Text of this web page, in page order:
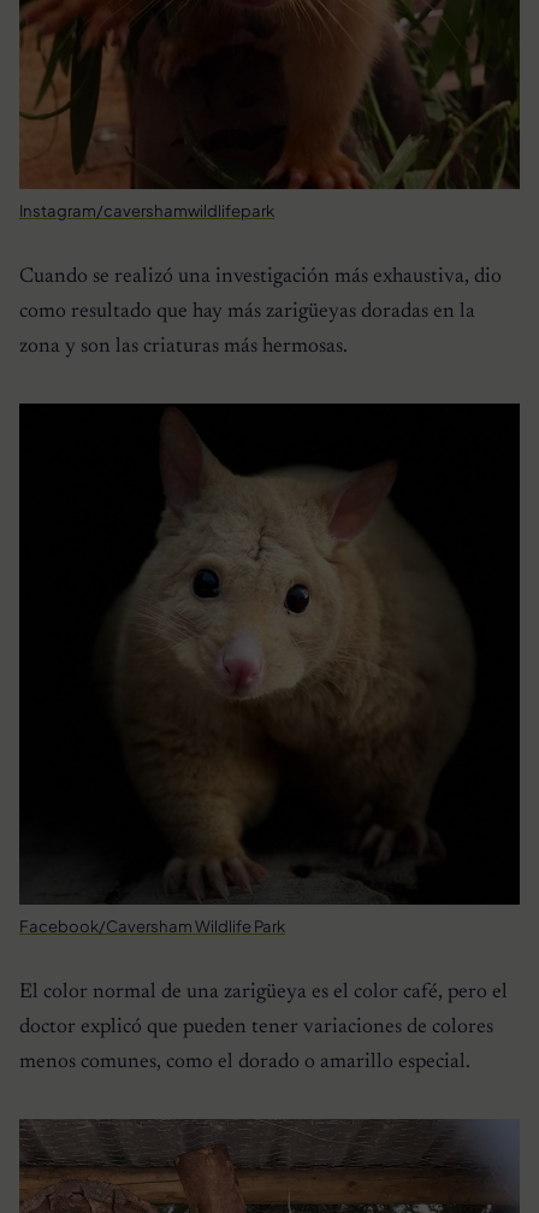
Instagram/cavershamwildlifepark
Cuando se realizó una investigación más exhaustiva, dio
como resultado que hay más zarigüeyas doradas en la
zona y son las criaturas más hermosas.
Facebook/Caversham Wildlife Park
El color normal de una zarigüeya es el color café, pero el
doctor explicó que pueden tener variaciones de colores
menos comunes, como el dorado o amarillo especial.